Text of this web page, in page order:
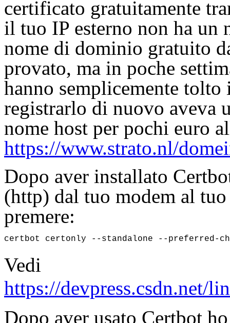
certificato gratuitamente
il tuo IP esterno non ha un
nome di dominio gratuito
provato, ma in poche
hanno semplicemente
registrarlo di nuovo aveva
nome host per pochi euro
https://www.strato.nl/
Dopo aver installato
(http) dal tuo modem al
premere:
certbot certonly --standalone --preferred-
Vedi
https://devpress.csdn.net/
Dopo aver usato Certbot